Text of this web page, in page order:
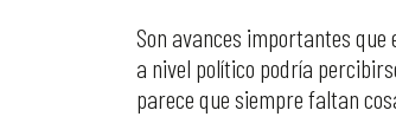
Son avances importantes
a nivel político podría
parece que siempre faltan